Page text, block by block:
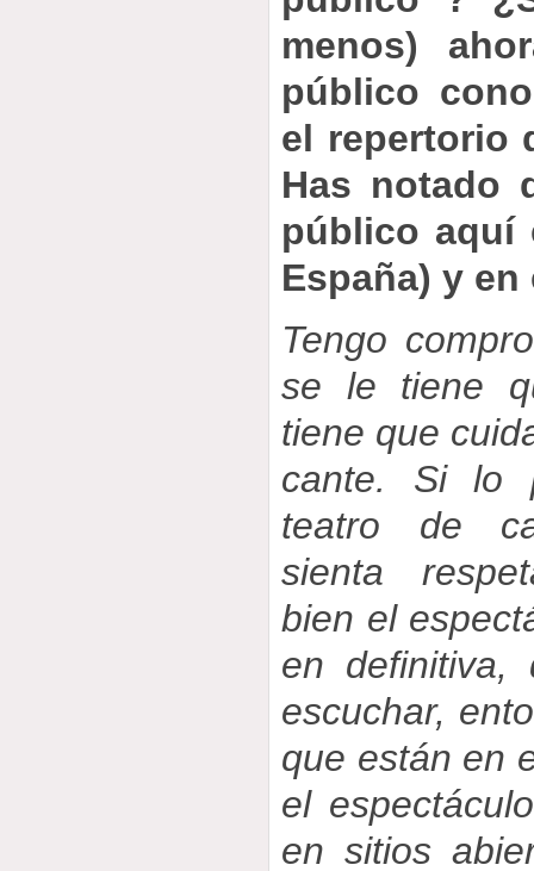
menos)
público
el repertorio
Has notado
público aquí
España) y
Tengo
se le tiene
tiene que
cante. Si lo
teatro de
sienta
bien el
en
escuchar,
que están en
el
en sitios